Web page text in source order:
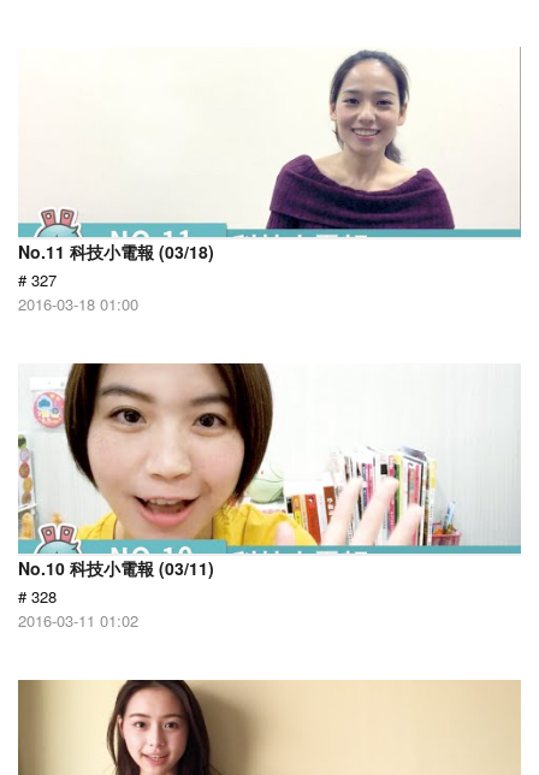
No.11 科技小電報 (03/18)
# 327
2016-03-18 01:00
No.10 科技小電報 (03/11)
# 328
2016-03-11 01:02